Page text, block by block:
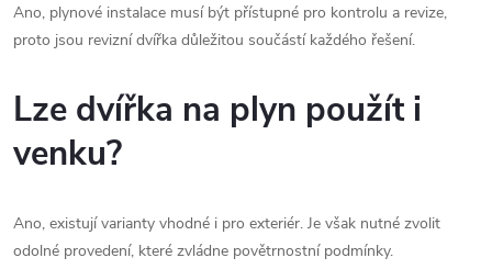
Ano, plynové instalace musí být přístupné pro kontrolu a revize,
proto jsou revizní dvířka důležitou součástí každého řešení.
Lze dvířka na plyn použít i
venku?
Ano, existují varianty vhodné i pro exteriér. Je však nutné zvolit
odolné provedení, které zvládne povětrnostní podmínky.